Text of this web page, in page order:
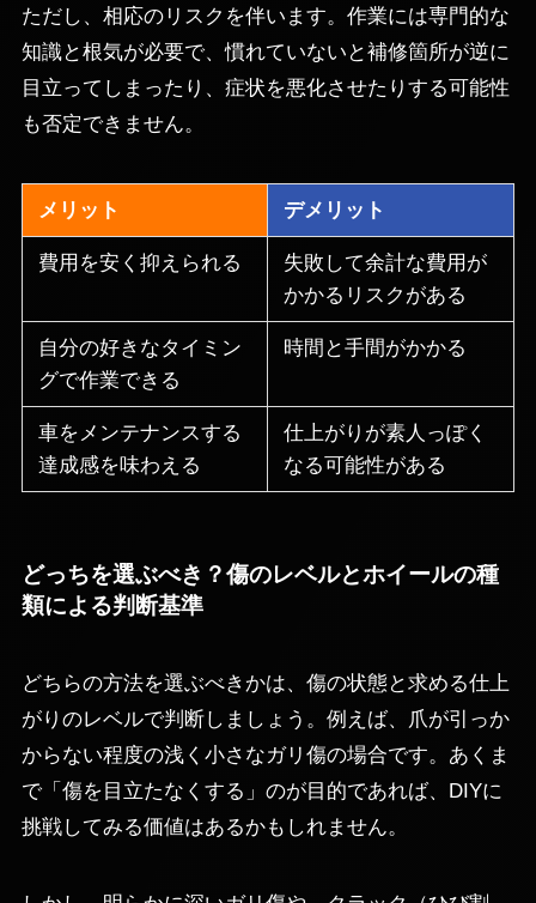
ただし、相応のリスクを伴います。作業には専門的な
知識と根気が必要で、慣れていないと補修箇所が逆に
目立ってしまったり、症状を悪化させたりする可能性
も否定できません。
メリット デメリット
費用を安く抑えられる
失敗して余計な費用が
かかるリスクがある
自分の好きなタイミン
グで作業できる
時間と手間がかかる
車をメンテナンスする
達成感を味わえる
仕上がりが素人っぽく
なる可能性がある
どっちを選ぶべき？傷のレベルとホイールの種
類による判断基準
どちらの方法を選ぶべきかは、傷の状態と求める仕上
がりのレベルで判断しましょう。例えば、爪が引っか
からない程度の浅く小さなガリ傷の場合です。あくま
で「傷を目立たなくする」のが目的であれば、DIYに
挑戦してみる価値はあるかもしれません。